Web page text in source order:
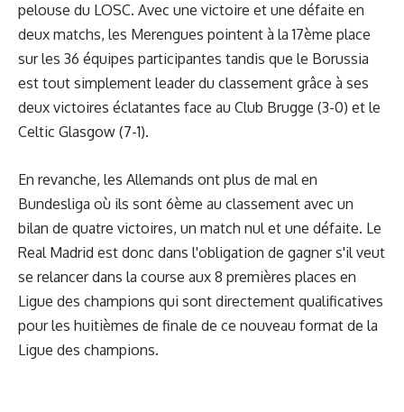
pelouse du LOSC. Avec une victoire et une défaite en
deux matchs, les Merengues pointent à la 17ème place
sur les 36 équipes participantes tandis que le Borussia
est tout simplement leader du classement grâce à ses
deux victoires éclatantes face au Club Brugge (3-0) et le
Celtic Glasgow (7-1).
En revanche, les Allemands ont plus de mal en
Bundesliga où ils sont 6ème au classement avec un
bilan de quatre victoires, un match nul et une défaite. Le
Real Madrid est donc dans l'obligation de gagner s'il veut
se relancer dans la course aux 8 premières places en
Ligue des champions qui sont directement qualificatives
pour les huitièmes de finale de ce nouveau format de la
Ligue des champions.